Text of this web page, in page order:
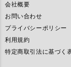
会社概要
お問い合わせ
プライバシーポリシー
利用規約
特定商取引法に基づく